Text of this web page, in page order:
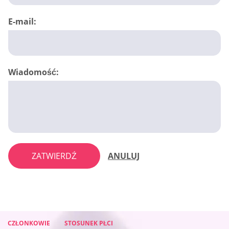
E-mail:
Wiadomość:
ZATWIERDŹ ANULUJ
CZŁONKOWIE STOSUNEK PŁCI
CZŁONKOWIE STOSUNEK PŁCI
CZŁONKOWIE STOSUNEK PŁCI
CZŁONKOWIE STOSUNEK PŁCI